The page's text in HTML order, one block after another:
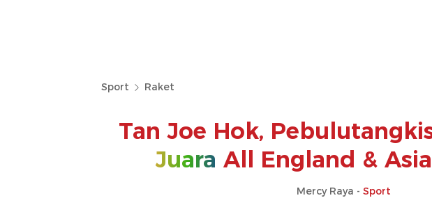
Sport Raket
Tan Joe Hok,
Juara All England &
Mercy Raya - Sport